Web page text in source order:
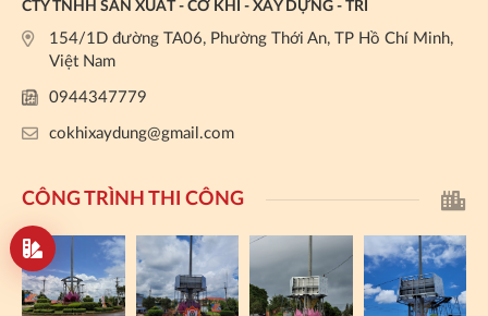
CTY TNHH SẢN XUẤT - CƠ KHÍ - XÂY DỰNG - TRÍ
154/1D đường TA06, Phường Thới An, TP Hồ Chí Minh,
Việt Nam
0944347779
cokhixaydung@gmail.com
CÔNG TRÌNH THI CÔNG